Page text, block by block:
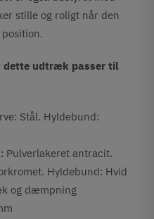
stille og roligt når den
dette udtræk passer til
Stål. Hyldebund:
Pulverlakeret antracit.
Hyldebund: Hvid
og dæmpning